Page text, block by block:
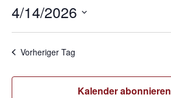
4/14/2026
wählen.
Vorheriger Tag
Kalender abonnieren